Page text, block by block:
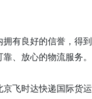
有良好的信誉，得
、放心的物流服务。
飞时达快递国际货